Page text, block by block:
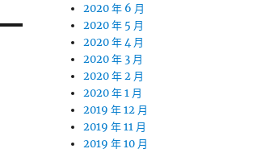
2020 年 6 月
2020 年 5 月
2020 年 4 月
2020 年 3 月
2020 年 2 月
2020 年 1 月
2019 年 12 月
2019 年 11 月
2019 年 10 月